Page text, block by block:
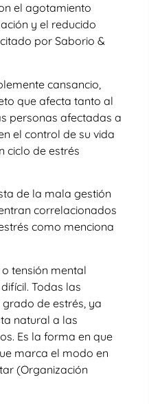
el agotamiento
y el reducido
por Saborio &
cansancio,
que afecta tanto al
personas afectadas a
el control de su vida
ciclo de estrés
de la mala gestión
correlacionados
como menciona
tensión mental
Todas las
de estrés, ya
natural a las
Es la forma en que
marca el modo en
(Organización